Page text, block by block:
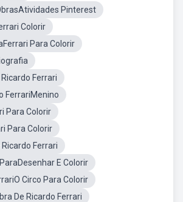
Pinterest
Colorir
Para Colorir
Ferrari
FerrariMenino
Para Colorir
Para Colorir
Ferrari
E Colorir
Circo Para Colorir
De Ricardo Ferrari